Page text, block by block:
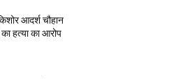
आदर्श चौहान
का हत्या का आरोप